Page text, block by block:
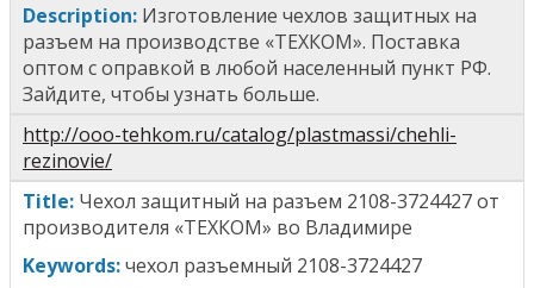
Description: Изготовление чехлов защитных на
разъем на производстве «ТЕХКОМ». Поставка
оптом с оправкой в любой населенный пункт РФ.
Зайдите, чтобы узнать больше.
http://ooo-tehkom.ru/catalog/plastmassi/chehli-
rezinovie/
Title: Чехол защитный на разъем 2108-3724427от
производителя «ТЕХКОМ» во Владимире
Keywords:чехол разъемный 2108-3724427